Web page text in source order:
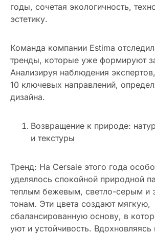
годы, сочетая экологичность,
эстетику.
Команда компании Estima
тренды, которые уже формируют
Анализируя наблюдения
10 ключевых направлений,
дизайна.
Возвращение к природе:
и текстуры
Тренд: На Cersaie этого года
уделялось спокойной природной
теплым бежевым, светло-серым и
тонам. Эти цвета создают мягкую,
сбалансированную основу, в
уют и устойчивость. Вдохновляясь